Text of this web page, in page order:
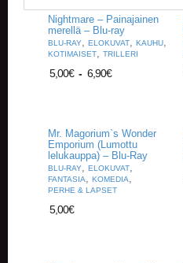
Nightmare – Painajainen
merellä – Blu-ray
BLU-RAY, ELOKUVAT, KAUHU,
KOTIMAISET, TRILLERI
5,00€ - 6,90€
Mr. Magorium`s Wonder
Emporium (Lumottu
lelukauppa) – Blu-Ray
BLU-RAY, ELOKUVAT,
FANTASIA, KOMEDIA,
PERHE & LAPSET
5,00€